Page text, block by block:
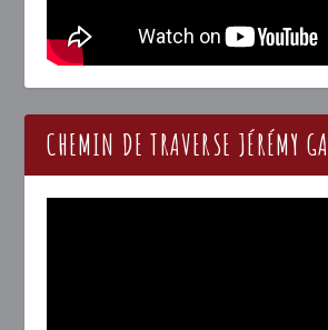
CHEMIN DE TRAVERSE JÉRÉMY